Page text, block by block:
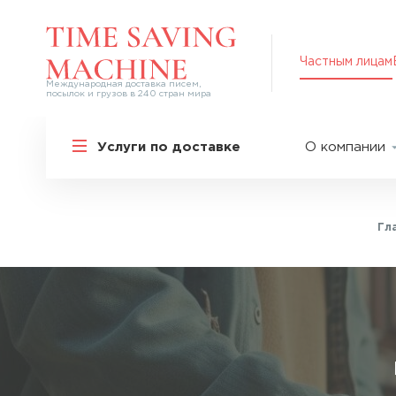
Международная доставка писем,
посылок и грузов в 240 стран мира
Частным лицам
Услуги по доставке
Международная доставка
Самые срочные тарифы
Перевозка специальных грузов
О компании
Оплата
Упаковка